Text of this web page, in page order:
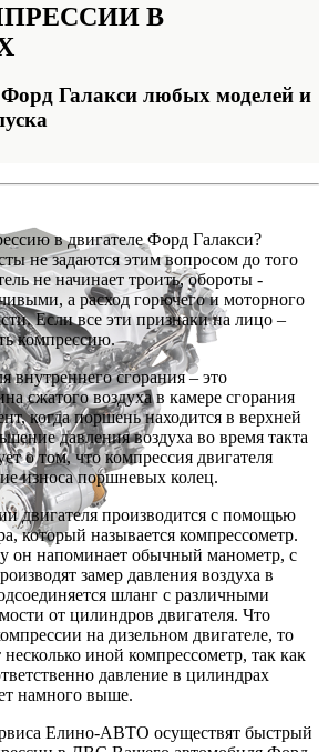
В
Галакси любых моделей и
в двигателе Форд Галакси?
не задаются этим вопросом до того
не начинает троить, обороты -
а расход горючего и моторного
Если все эти признаки на лицо –
компрессию.
внутреннего сгорания – это
сжатого воздуха в камере сгорания
когда поршень находится в верхней
давления воздуха во время такта
о том, что компрессия двигателя
износа поршневых колец.
двигателя производится с помощью
который называется компрессометр.
он напоминает обычный манометр, с
замер давления воздуха в
шланг с различными
от цилиндров двигателя. Что
на дизельном двигателе, то
несколько иной компрессометр, так как
давление в цилиндрах
намного выше.
Елино-АВТО осуществят быстрый